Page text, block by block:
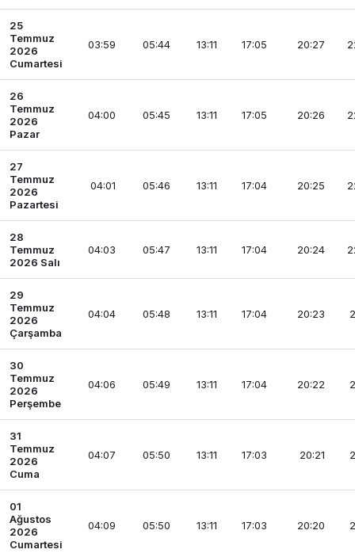
25
Temmuz
2026
Cumartesi
03:59 05:44 13:11 17:05 20:27
26
Temmuz
2026
Pazar
04:00 05:45 13:11 17:05 20:26
27
Temmuz
2026
Pazartesi
04:01 05:46 13:11 17:04 20:25
28
Temmuz
2026 Salı
04:03 05:47 13:11 17:04 20:24
29
Temmuz
2026
Çarşamba
04:04 05:48 13:11 17:04 20:23
30
Temmuz
2026
Perşembe
04:06 05:49 13:11 17:04 20:22
31
Temmuz
2026
Cuma
04:07 05:50 13:11 17:03 20:21
01
Ağustos
2026
Cumartesi
04:09 05:50 13:11 17:03 20:20